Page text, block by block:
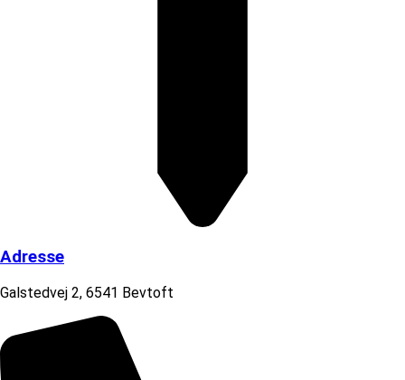
Adresse
Galstedvej 2, 6541 Bevtoft